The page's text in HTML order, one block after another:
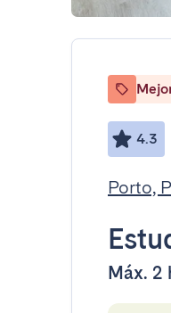
4.3
Porto,
Máx. 2